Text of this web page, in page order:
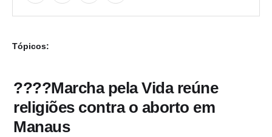
Tópicos:
????Marcha pela Vida reúne
religiões contra o aborto em
Manaus